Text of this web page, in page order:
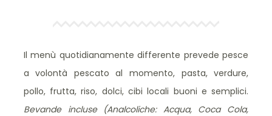
Il menù quotidianamente differente prevede pesce
a volontà pescato al momento, pasta, verdure,
pollo, frutta, riso, dolci, cibi locali buoni e semplici.
Bevande incluse (Analcoliche: Acqua, Coca Cola,